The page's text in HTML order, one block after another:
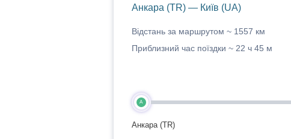
Анкара (TR) — Київ (UA)
Відстань за маршрутом ~ 1557 км
Приблизний час поїздки ~ 22 ч 45 м
A
Анкара (TR)